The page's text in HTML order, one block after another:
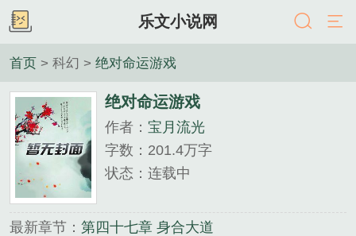
乐文小说网
首页 > 科幻 > 绝对命运游戏
绝对命运游戏
作者： 宝月流光
字数：201.4万字
状态：连载中
最新章节： 第四十七章 身合大道